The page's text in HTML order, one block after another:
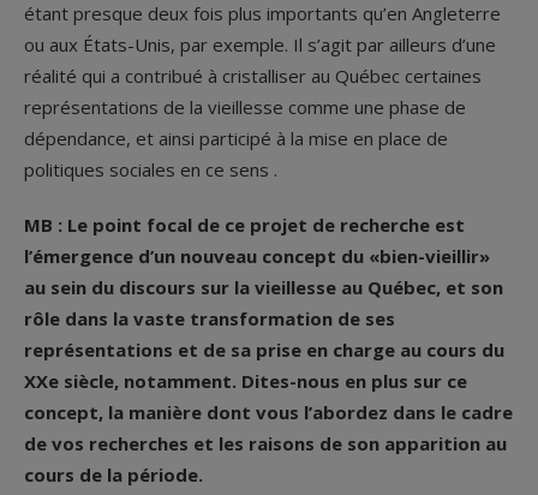
étant presque deux fois plus importants qu’en Angleterre
ou aux États-Unis, par exemple. Il s’agit par ailleurs d’une
réalité qui a contribué à cristalliser au Québec certaines
représentations de la vieillesse comme une phase de
dépendance, et ainsi participé à la mise en place de
politiques sociales en ce sens .
MB : Le point focal de ce projet de recherche est
l’émergence d’un nouveau concept du «bien-vieillir»
au sein du discours sur la vieillesse au Québec, et son
rôle dans la vaste transformation de ses
représentations et de sa prise en charge au cours du
XXe siècle, notamment. Dites-nous en plus sur ce
concept, la manière dont vous l’abordez dans le cadre
de vos recherches et les raisons de son apparition au
cours de la période.